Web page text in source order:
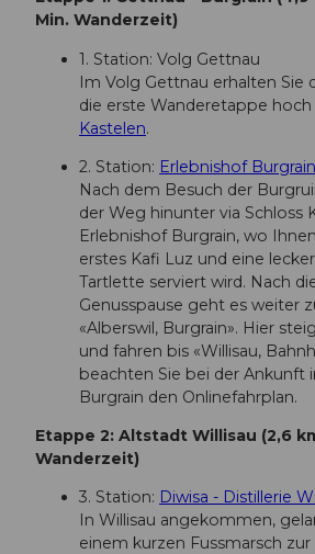
Min. Wanderzeit)
1. Station: Volg Gettnau
Im Volg Gettnau erhalten Sie
die erste Wanderetappe hoch
Kastelen.
2. Station: Erlebnishof Burgrain
Nach dem Besuch der
der Weg hinunter via Schloss
Erlebnishof Burgrain, wo
erstes Kafi Luz und eine
Tartlette serviert wird. Nach
Genusspause geht es weiter
«Alberswil, Burgrain». Hier
und fahren bis «Willisau,
beachten Sie bei der Ankunft
Burgrain den Onlinefahrplan.
Etappe 2: Altstadt Willisau (2,6
Wanderzeit)
3. Station: Diwisa - Distillerie
In Willisau angekommen,
einem kurzen Fussmarsch zur